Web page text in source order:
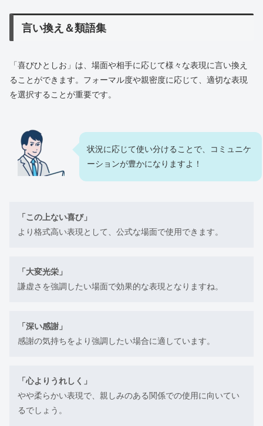
言い換え＆類語集
「喜びひとしお」は、場面や相手に応じて様々な表現に言い換え
ることができます。フォーマル度や親密度に応じて、適切な表現
を選択することが重要です。
状況に応じて使い分けることで、コミュニケ
ーションが豊かになりますよ！
「この上ない喜び」
より格式高い表現として、公式な場面で使用できます。
「大変光栄」
謙虚さを強調したい場面で効果的な表現となりますね。
「深い感謝」
感謝の気持ちをより強調したい場合に適しています。
「心よりうれしく」
やや柔らかい表現で、親しみのある関係での使用に向いてい
るでしょう。